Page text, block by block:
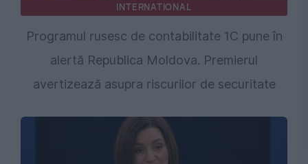
INTERNATIONAL
Programul rusesc de contabilitate 1C pune în
alertă Republica Moldova. Premierul
avertizează asupra riscurilor de securitate